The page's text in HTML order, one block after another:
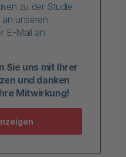
zu der Studie
unseren
E-Mail an
Sie uns mit Ihrer
und danken
Mitwirkung!